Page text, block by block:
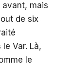
avant, mais
de six
Var. Là,
le